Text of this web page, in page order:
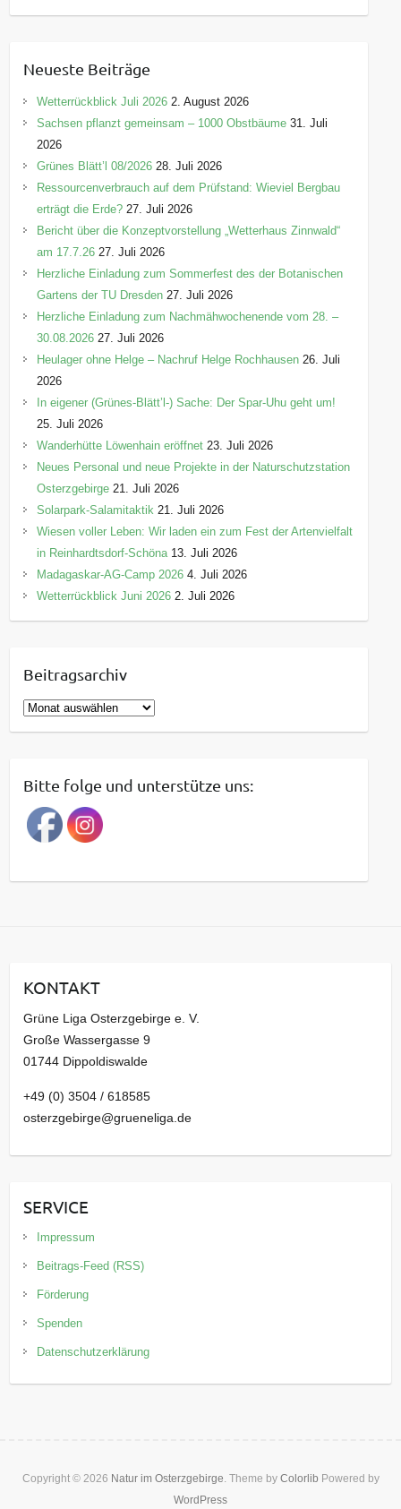
a
g
o
r
e
n
Neueste Beiträge
Wetterrückblick Juli 2026 2. August 2026
Sachsen pflanzt gemeinsam – 1000 Obstbäume 31. Juli
2026
Grünes Blätt’l 08/2026 28. Juli 2026
Ressourcenverbrauch auf dem Prüfstand: Wieviel Bergbau
erträgt die Erde? 27. Juli 2026
Bericht über die Konzeptvorstellung „Wetterhaus Zinnwald“
am 17.7.26 27. Juli 2026
Herzliche Einladung zum Sommerfest des der Botanischen
Gartens der TU Dresden 27. Juli 2026
Herzliche Einladung zum Nachmähwochenende vom 28. –
30.08.2026 27. Juli 2026
Heulager ohne Helge – Nachruf Helge Rochhausen 26. Juli
2026
In eigener (Grünes-Blätt’l-) Sache: Der Spar-Uhu geht um!
25. Juli 2026
Wanderhütte Löwenhain eröffnet 23. Juli 2026
Neues Personal und neue Projekte in der Naturschutzstation
Osterzgebirge 21. Juli 2026
Solarpark-Salamitaktik 21. Juli 2026
Wiesen voller Leben: Wir laden ein zum Fest der Artenvielfalt
in Reinhardtsdorf-Schöna 13. Juli 2026
Madagaskar-AG-Camp 2026 4. Juli 2026
Wetterrückblick Juni 2026 2. Juli 2026
Beitragsarchiv
B
e
r
a
g
a
v
Bitte folge und unterstütze uns:
KONTAKT
Grüne Liga Osterzgebirge e. V.
Große Wassergasse 9
01744 Dippoldiswalde
+49 (0) 3504 / 618585
osterzgebirge@grueneliga.de
SERVICE
Impressum
Beitrags-Feed (RSS)
Förderung
Spenden
Datenschutzerklärung
Copyright © 2026 Natur im Osterzgebirge. Theme by Colorlib Powered by
WordPress